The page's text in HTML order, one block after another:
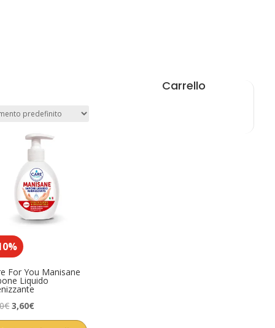
For You Manisane
Liquido
€Il
prezzo
3,60€Il
prezzo
Carrello